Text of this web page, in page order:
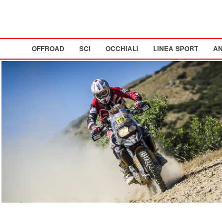
OFFROAD SCI OCCHIALI LINEA SPORT